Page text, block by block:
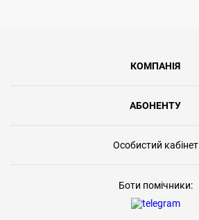
КОМПАНІЯ
АБОНЕНТУ
Особистий кабінет
Боти помічники: